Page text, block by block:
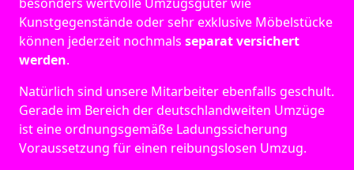
Kunstgegenstände oder sehr exklusive Möbelstücke
können jederzeit nochmals separat versichert
werden.
Natürlich sind unsere Mitarbeiter ebenfalls geschult.
Gerade im Bereich der deutschlandweiten Umzüge
ist eine ordnungsgemäße Ladungssicherung
Voraussetzung für einen reibungslosen Umzug.